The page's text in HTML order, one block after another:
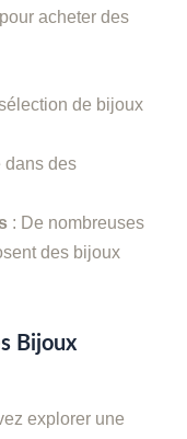
acheter des
de bijoux
dans des
: De nombreuses
des bijoux
Bijoux
explorer une